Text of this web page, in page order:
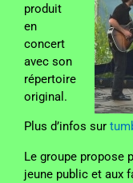
produit
en
concert
avec son
répertoire
original.
Plus d’infos sur
Le groupe propose
jeune public et aux